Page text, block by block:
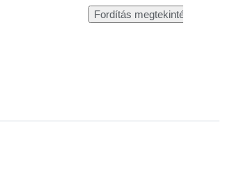
Fordítás megtekintése